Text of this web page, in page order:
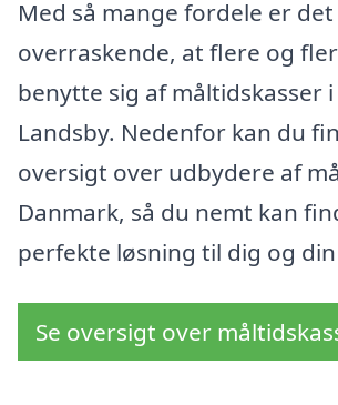
Med så mange fordele er det
overraskende, at flere og
benytte sig af måltidskasser
Landsby. Nedenfor kan du
oversigt over udbydere af
Danmark, så du nemt kan
perfekte løsning til dig og
Se oversigt over